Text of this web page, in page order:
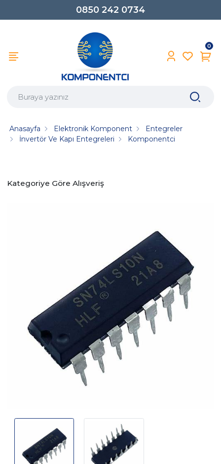
0850 242 0734
0
Anasayfa Elektronik Komponent
Entegreler
İnvertör Ve Kapı Entegreleri
Komponentci
Kategoriye Göre Alışveriş